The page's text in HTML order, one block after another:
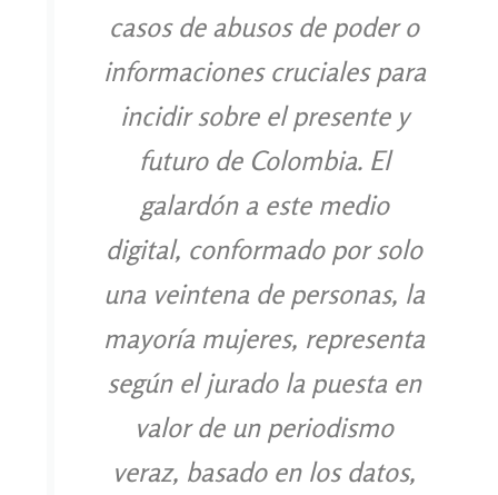
casos de abusos de poder o
informaciones cruciales para
incidir sobre el presente y
futuro de Colombia. El
galardón a este medio
digital, conformado por solo
una veintena de personas, la
mayoría mujeres, representa
según el jurado la puesta en
valor de un periodismo
veraz, basado en los datos,